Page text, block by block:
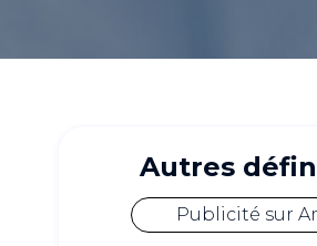
Autres
Publicité sur